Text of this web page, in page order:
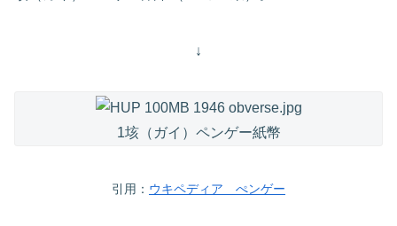
↓
1垓（ガイ）ペンゲー紙幣
引用： ウキペディア ぺンゲー